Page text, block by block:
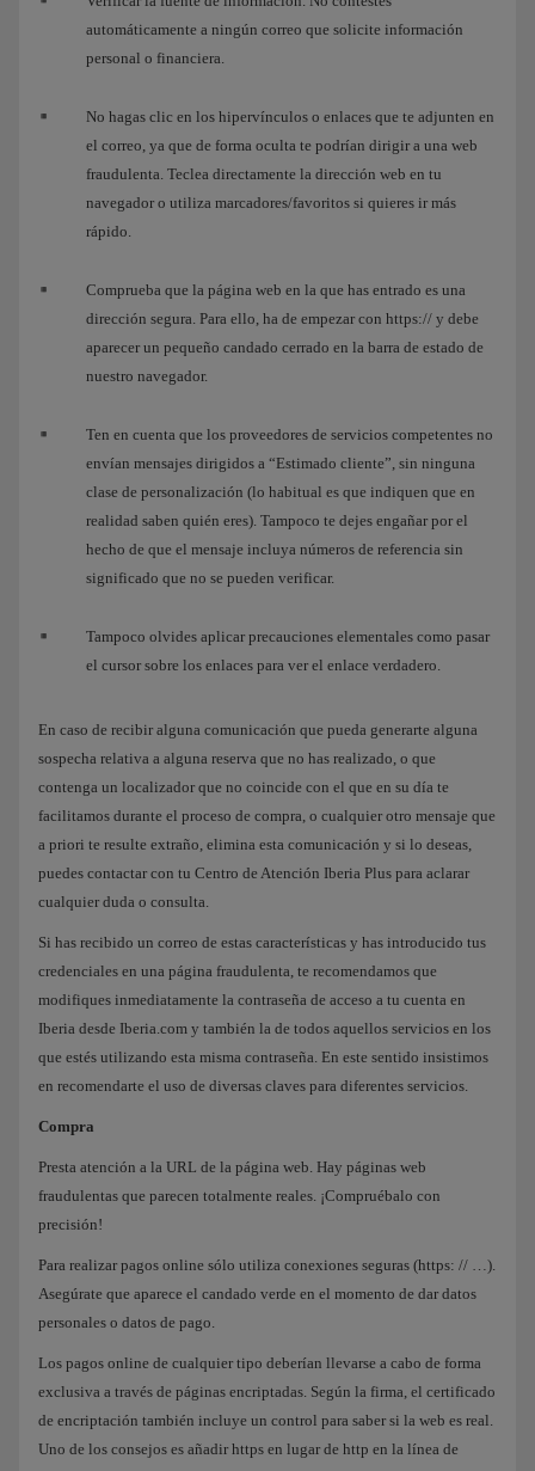
automáticamente a ningún correo que solicite información
personal o financiera.
No hagas clic en los hipervínculos o enlaces que te adjunten en
el correo, ya que de forma oculta te podrían dirigir a una web
fraudulenta. Teclea directamente la dirección web en tu
navegador o utiliza marcadores/favoritos si quieres ir más
rápido.
Comprueba que la página web en la que has entrado es una
dirección segura. Para ello, ha de empezar con https:// y debe
aparecer un pequeño candado cerrado en la barra de estado de
nuestro navegador.
Ten en cuenta que los proveedores de servicios competentes no
envían mensajes dirigidos a “Estimado cliente”, sin ninguna
clase de personalización (lo habitual es que indiquen que en
realidad saben quién eres). Tampoco te dejes engañar por el
hecho de que el mensaje incluya números de referencia sin
significado que no se pueden verificar.
Tampoco olvides aplicar precauciones elementales como pasar
el cursor sobre los enlaces para ver el enlace verdadero.
En caso de recibir alguna comunicación que pueda generarte alguna
sospecha relativa a alguna reserva que no has realizado, o que
contenga un localizador que no coincide con el que en su día te
facilitamos durante el proceso de compra, o cualquier otro mensaje que
a priori te resulte extraño, elimina esta comunicación y si lo deseas,
puedes contactar con tu Centro de Atención Iberia Plus para aclarar
cualquier duda o consulta.
Si has recibido un correo de estas características y has introducido tus
credenciales en una página fraudulenta, te recomendamos que
modifiques inmediatamente la contraseña de acceso a tu cuenta en
Iberia desde Iberia.com y también la de todos aquellos servicios en los
que estés utilizando esta misma contraseña. En este sentido insistimos
en recomendarte el uso de diversas claves para diferentes servicios.
Compra
Presta atención a la URL de la página web. Hay páginas web
fraudulentas que parecen totalmente reales. ¡Compruébalo con
precisión!
Para realizar pagos online sólo utiliza conexiones seguras (https: // …).
Asegúrate que aparece el candado verde en el momento de dar datos
personales o datos de pago.
Los pagos online de cualquier tipo deberían llevarse a cabo de forma
exclusiva a través de páginas encriptadas. Según la firma, el certificado
de encriptación también incluye un control para saber si la web es real.
Uno de los consejos es añadir https en lugar de http en la línea de